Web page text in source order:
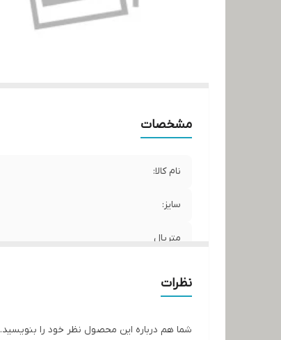
مشخصات
نام کالا:
سایز:
متریال
نظرات
شما هم درباره این محصول نظر خود را بنویسید.